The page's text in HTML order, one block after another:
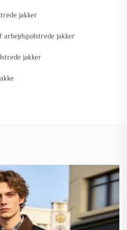
jakker
arbejdspolstrede jakker
jakker